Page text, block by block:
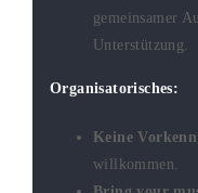
gemeinsamer
Unterstützung.
Organisatorisches:
Keine
willkommen.